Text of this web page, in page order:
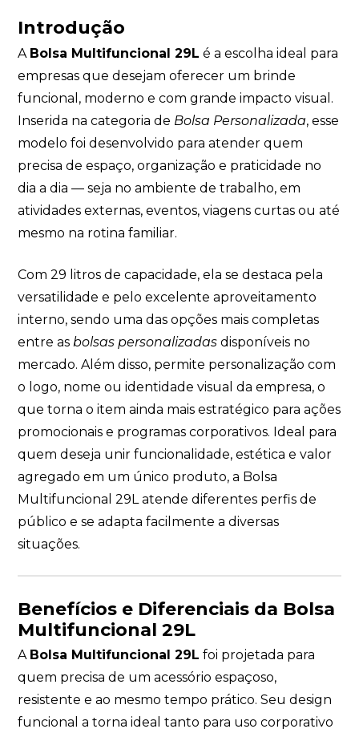
Introdução
A Bolsa Multifuncional 29L é a escolha ideal para
empresas que desejam oferecer um brinde
funcional, moderno e com grande impacto visual.
Inserida na categoria de Bolsa Personalizada, esse
modelo foi desenvolvido para atender quem
precisa de espaço, organização e praticidade no
dia a dia — seja no ambiente de trabalho, em
atividades externas, eventos, viagens curtas ou até
mesmo na rotina familiar.
Com 29 litros de capacidade, ela se destaca pela
versatilidade e pelo excelente aproveitamento
interno, sendo uma das opções mais completas
entre asbolsas personalizadas disponíveis no
mercado. Além disso, permite personalização com
o logo, nome ou identidade visual da empresa, o
que torna o item ainda mais estratégico para ações
promocionais e programas corporativos. Ideal para
quem deseja unir funcionalidade, estética e valor
agregado em um único produto, a Bolsa
Multifuncional 29L atende diferentes perfis de
público e se adapta facilmente a diversas
situações.
Benefícios e Diferenciais da Bolsa
Multifuncional 29L
A Bolsa Multifuncional 29L foi projetada para
quem precisa de um acessório espaçoso,
resistente e ao mesmo tempo prático. Seu design
funcional a torna ideal tanto para uso corporativo